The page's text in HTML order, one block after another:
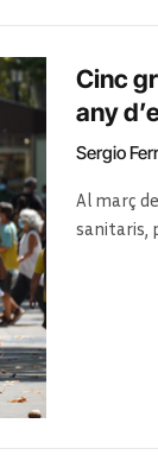
Cinc
any
Sergio
Al març
sanitaris,